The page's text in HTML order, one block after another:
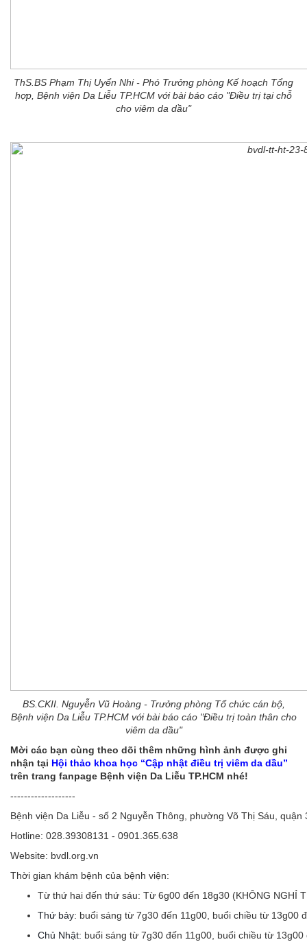
ThS.BS Phạm Thị Uyển Nhi - Phó Trưởng phòng Kế hoạch Tổng
hợp, Bệnh viện Da Liễu TP.HCM với bài báo cáo "Điều trị tại chỗ
cho viêm da dầu"
BS.CKII. Nguyễn Vũ Hoàng - Trưởng phòng Tổ chức cán bộ,
Bệnh viện Da Liễu TP.HCM với bài báo cáo "Điều trị toàn thân cho
viêm da dầu"
Mời các bạn cùng theo dõi thêm những hình ảnh được ghi
nhận tại Hội thảo khoa học “Cập nhật điều trị viêm da dầu”
trên trang fanpage Bệnh viện Da Liễu TP.HCM nhé!
-------------------
Bệnh viện Da Liễu - số 2 Nguyễn Thông, phường Võ Thị Sáu, quận
Hotline: 028.39308131 - 0901.365.638
Website: bvdl.org.vn
Thời gian khám bệnh của bệnh viện:
Từ thứ hai đến thứ sáu: Từ 6g00 đến 18g30 (KHÔNG NGHỈ
Thứ bảy: buổi sáng từ 7g30 đến 11g00, buổi chiều từ 13g00
Chủ Nhật: buổi sáng từ 7g30 đến 11g00, buổi chiều từ 13g00